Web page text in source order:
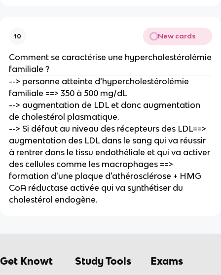
10 New cards
Comment se caractérise une hypercholestérolémie
familiale ?
--> personne atteinte d'hypercholestérolémie
familiale ==> 350 à 500 mg/dL
--> augmentation de LDL et donc augmentation
de cholestérol plasmatique.
--> Si défaut au niveau des récepteurs des LDL==>
augmentation des LDL dans le sang qui va réussir
à rentrer dans le tissu endothéliale et qui va activer
des cellules comme les macrophages ==>
formation d'une plaque d'athérosclérose + HMG
CoA réductase activée qui va synthétiser du
cholestérol endogène.
Get Knowt Study Tools Exams